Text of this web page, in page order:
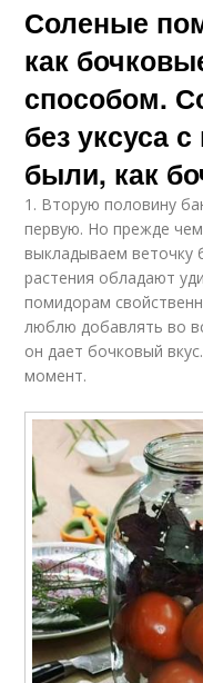
Соленые
как
способом.
без уксуса
были, как
1. Вторую половину
первую. Но прежде
выкладываем веточку
растения обладают
помидорам
люблю добавлять во
он дает бочковый
момент.